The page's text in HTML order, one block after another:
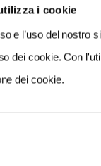
i cookie
e l’uso del nostro
dei cookie. Con
dei cookie.
e/hotel/SIM